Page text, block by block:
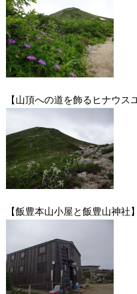
【山頂への道を飾るヒナウス
【飯豊本山小屋と飯豊山神社】